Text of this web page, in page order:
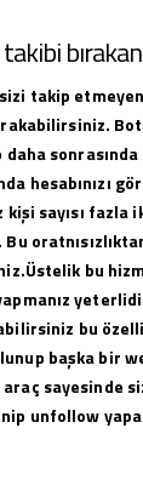
takip
hesabınızı
sayısı fazla
Bu
bu
yeterlidir
bu
başka bir
araç sayesinde
unfollow